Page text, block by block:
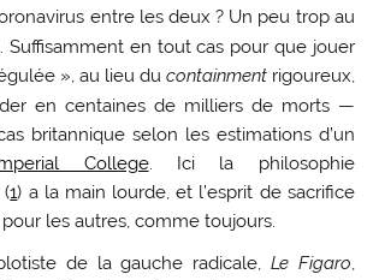
entre les deux ? Un peu trop au
Suffisamment en tout cas pour que jouer
», au lieu du containment rigoureux,
en centaines de milliers de morts —
britannique selon les estimations d’un
College. Ici la philosophie
(1) a la main lourde, et l’esprit de sacrifice
les autres, comme toujours.
de la gauche radicale, Le Figaro,